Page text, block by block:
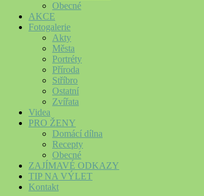
Obecné
AKCE
Fotogalerie
Akty
Města
Portréty
Příroda
Stříbro
Ostatní
Zvířata
Videa
PRO ŽENY
Domácí dílna
Recepty
Obecné
ZAJÍMAVÉ ODKAZY
TIP NA VÝLET
Kontakt